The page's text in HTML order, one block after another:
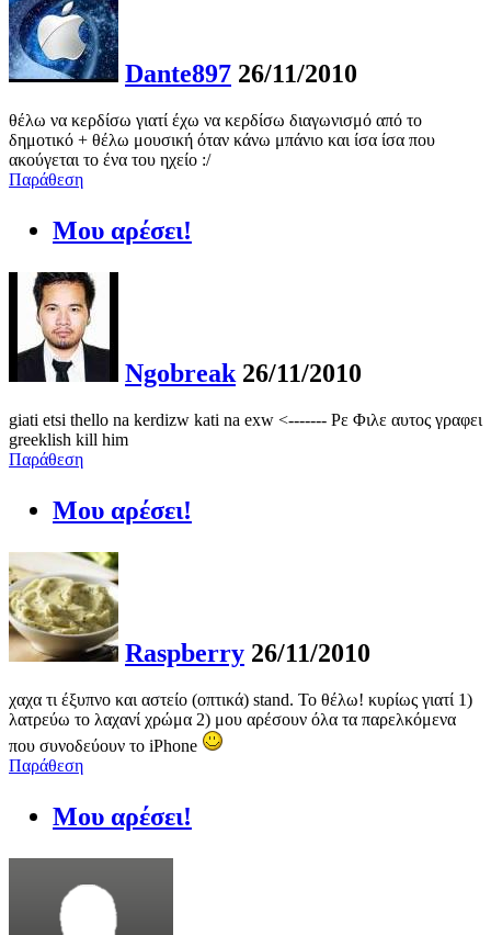
Dante897 26/11/2010
θέλω να κερδίσω γιατί έχω να κερδίσω διαγωνισμό από το
δημοτικό + θέλω μουσική όταν κάνω μπάνιο και ίσα ίσα που
ακούγεται το ένα του ηχείο :/
Παράθεση
Μου αρέσει!
Ngobreak 26/11/2010
giati etsi thello na kerdizw kati na exw <------- Ρε Φιλε αυτος γραφει
greeklish kill him
Παράθεση
Μου αρέσει!
Raspberry 26/11/2010
χαχα τι έξυπνο και αστείο (οπτικά) stand. Το θέλω! κυρίως γιατί 1)
λατρεύω το λαχανί χρώμα 2) μου αρέσουν όλα τα παρελκόμενα
που συνοδεύουν το iPhone
Παράθεση
Μου αρέσει!